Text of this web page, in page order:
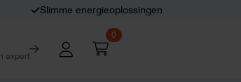
Slimme energieoplossingen
expert
0